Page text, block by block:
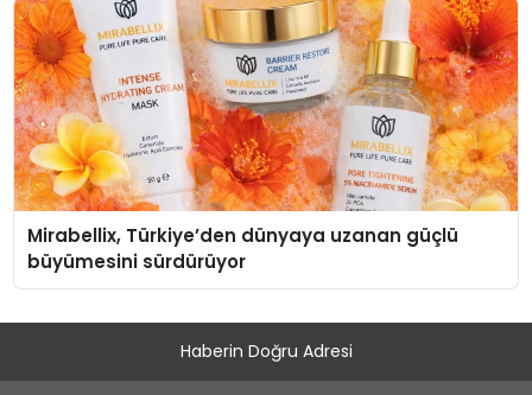
Mirabellix, Türkiye’den dünyaya uzanan güçlü
büyümesini sürdürüyor
Haberin Doğru Adresi